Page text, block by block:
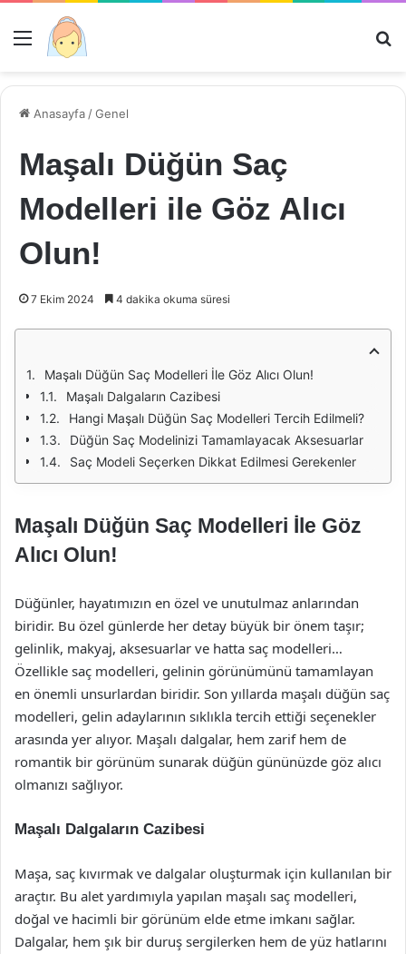
Menü
Anasayfa /Genel
Maşalı Düğün Saç
Modelleri ile Göz Alıcı
Olun!
7 Ekim 2024 4 dakika okuma süresi
Maşalı Düğün Saç Modelleri İle Göz Alıcı Olun!
Maşalı Dalgaların Cazibesi
Hangi Maşalı Düğün Saç Modelleri Tercih Edilmeli?
Düğün Saç Modelinizi Tamamlayacak Aksesuarlar
Saç Modeli Seçerken Dikkat Edilmesi Gerekenler
Maşalı Düğün Saç Modelleri İle Göz
Alıcı Olun!
Düğünler, hayatımızın en özel ve unutulmaz anlarından
biridir. Bu özel günlerde her detay büyük bir önem taşır;
gelinlik, makyaj, aksesuarlar ve hatta saç modelleri…
Özellikle saç modelleri, gelinin görünümünü tamamlayan
en önemli unsurlardan biridir. Son yıllarda maşalı düğün saç
modelleri, gelin adaylarının sıklıkla tercih ettiği seçenekler
arasında yer alıyor. Maşalı dalgalar, hem zarif hem de
romantik bir görünüm sunarak düğün gününüzde göz alıcı
olmanızı sağlıyor.
Maşalı Dalgaların Cazibesi
Maşa, saç kıvırmak ve dalgalar oluşturmak için kullanılan bir
araçtır. Bu alet yardımıyla yapılan maşalı saç modelleri,
doğal ve hacimli bir görünüm elde etme imkanı sağlar.
Dalgalar, hem şık bir duruş sergilerken hem de yüz hatlarını